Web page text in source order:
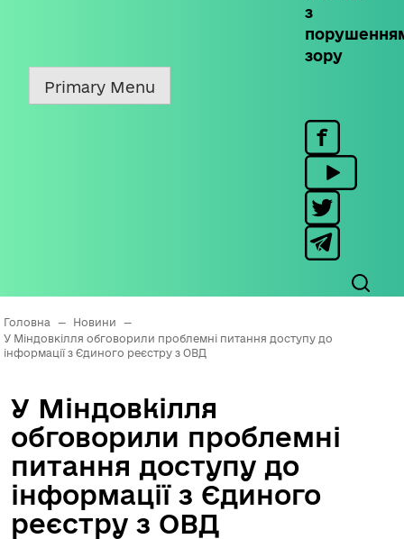
з
зору
Primary Menu
Головна — Новини
—
У Міндовкілля обговорили проблемні питання доступу до
інформації з Єдиного реєстру з ОВД
У Міндовкілля
обговорили проблемні
питання доступу до
інформації з Єдиного
реєстру з ОВД